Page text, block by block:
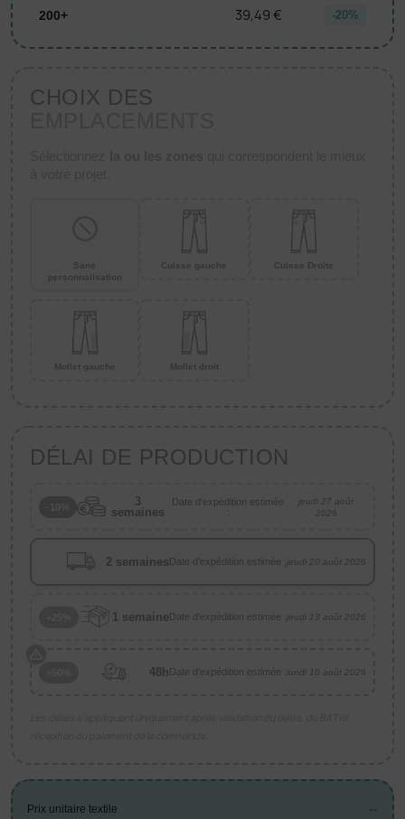
200+ 39,49 € -20%
CHOIX DES
Sans
personnalisation
Cuisse gauche Cuisse Droite
Mollet gauche Mollet droit
DÉLAI DE PRODUCTION
3
semaines
Date d'expédition estimée
:
jeudi 27 août
2026
2 semaines Date d'expédition estimée :jeudi 20 août 2026
1 semaine Date d'expédition estimée :jeudi 13 août 2026
48h Date d'expédition estimée :lundi 10 août 2026
Prix unitaire textile --